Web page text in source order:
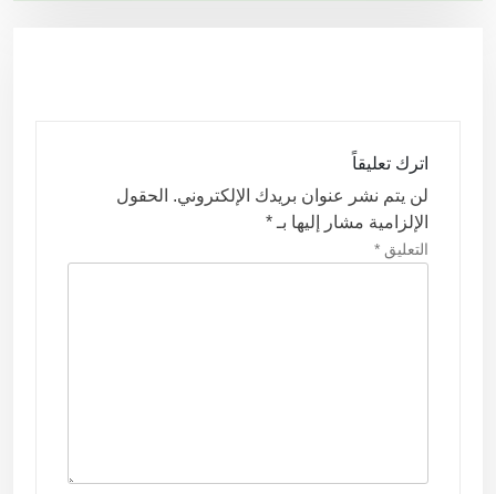
اترك تعليقاً
لن يتم نشر عنوان بريدك الإلكتروني. الحقول
الإلزامية مشار إليها بـ *
التعليق *